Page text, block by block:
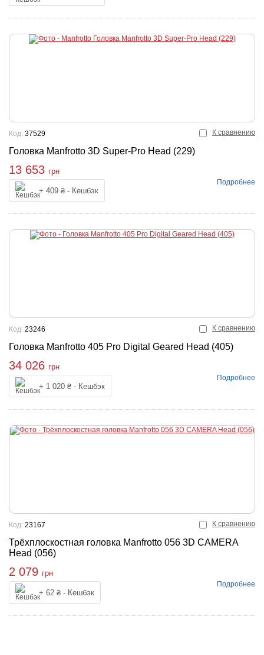
К сравнению
Головка Manfrotto 3D Super-Pro Head (229)
Код: 37529
13 653 грн
+ 409 ₴ - Кешбэк
Подробнее
К сравнению
Головка Manfrotto 405 Pro Digital Geared Head (405)
Код: 23246
34 026 грн
+ 1 020 ₴ - Кешбэк
Купить Подробнее
К сравнению
Трёхплоскостная головка Manfrotto 056 3D CAMERA
Head (056)
Код: 23167
2 079 грн
+ 62 ₴ - Кешбэк
Подробнее